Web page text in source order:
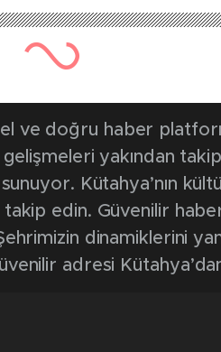
ve doğru haber
yakından
Kütahya’nın
edin. Güvenilir
dinamiklerini
adresi